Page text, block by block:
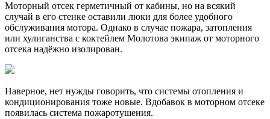
Моторный отсек герметичный от кабины, но на всякий
случай в его стенке оставили люки для более удобного
обслуживания мотора. Однако в случае пожара, затопления
или хулиганства с коктейлем Молотова экипаж от моторного
отсека надёжно изолирован.
Наверное, нет нужды говорить, что системы отопления и
кондиционирования тоже новые. Вдобавок в моторном отсеке
появилась система пожаротушения.